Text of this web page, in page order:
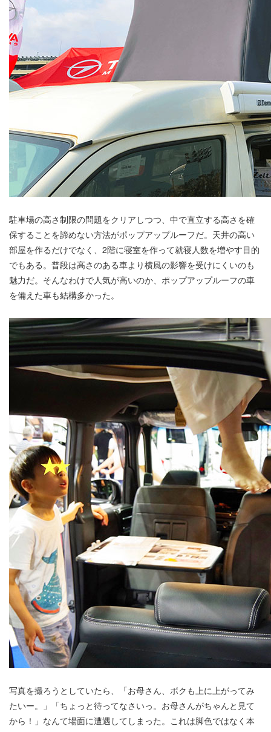
駐車場の高さ制限の問題をクリアしつつ、中で直立する高さを確
保することを諦めない方法がポップアップルーフだ。天井の高い
部屋を作るだけでなく、2階に寝室を作って就寝人数を増やす目的
でもある。普段は高さのある車より横風の影響を受けにくいのも
魅力だ。そんなわけで人気が高いのか、ポップアップルーフの車
を備えた車も結構多かった。
写真を撮ろうとしていたら、「お母さん、ボクも上に上がってみ
たいー。」「ちょっと待ってなさいっ。お母さんがちゃんと見て
から！」なんて場面に遭遇してしまった。これは脚色ではなく本